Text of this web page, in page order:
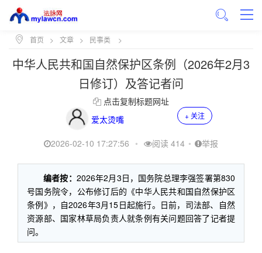
首页 > 文章 > 民事类 >
中华人民共和国自然保护区条例（2026年2月3
日修订）及答记者问
点击复制标题网址
爱太烫嘴
+ 关注
2026-02-10 17:27:56 • 阅读 414 • 举报
编者按： 2026年2月3日，国务院总理李强签署第830
号国务院令，公布修订后的《中华人民共和国自然保护区
条例》，自2026年3月15日起施行。日前，司法部、自然
资源部、国家林草局负责人就条例有关问题回答了记者提
问。